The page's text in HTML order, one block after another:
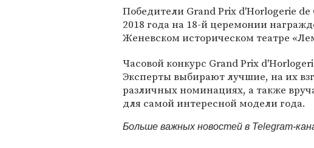
Победители Grand Prix d'Horlogerie de
2018 года на 18-й церемонии
Женевском историческом театре
Часовой конкурс Grand Prix
Эксперты выбирают лучшие, на их
различных номинациях, а также
для самой интересной модели года.
Больше важных новостей в Telegram-